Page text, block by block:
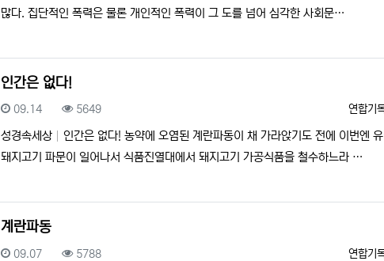
많다. 집단적인 폭력은 물론 개인적인 폭력이 그 도를 넘어 심각한 사회문…
인간은 없다!
등록자
연합기
등록일
09.14 조회
5649
성경속세상
인간은 없다! 농약에 오염된 계란파동이 채 가라앉기도 전에 이번엔
돼지고기 파문이 일어나서 식품진열대에서 돼지고기 가공식품을 철수하느라 …
계란파동
등록자
연합기
등록일
09.07 조회
5788